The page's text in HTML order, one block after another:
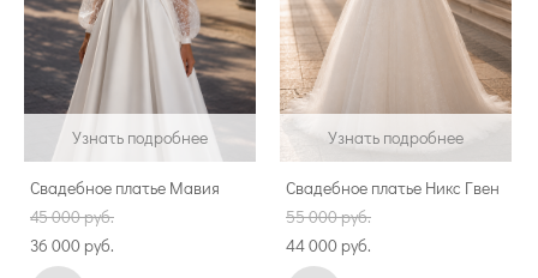
Узнать подробнее
Свадебное платье Мавия
45 000 pуб.
36 000 pуб.
Узнать подробнее
Свадебное платье Никс Гвен
55 000 pуб.
44 000 pуб.